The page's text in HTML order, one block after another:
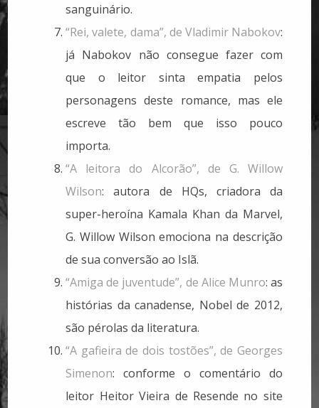
sanguinário.
“Rei, valete, dama”, de Vladimir Nabokov:
já Nabokov não consegue fazer com
que o leitor sinta empatia pelos
personagens deste romance, mas ele
escreve tão bem que isso pouco
importa.
“A leitora do Alcorão”, de G. Willow
Wilson: autora de HQs, criadora da
super-heroína Kamala Khan da Marvel,
G. Willow Wilson emociona na descrição
de sua conversão ao Islã.
“Amiga de juventude”, de Alice Munro: as
histórias da canadense, Nobel de 2012,
são pérolas da literatura.
“A gafieira de dois tostões”, de Georges
Simenon: conforme o comentário do
leitor Heitor Vieira de Resende no site